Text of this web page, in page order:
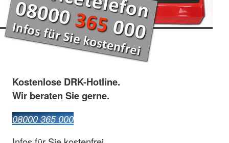
Kostenlose DRK-Hotline.
Wir beraten Sie gerne.
08000 365 000